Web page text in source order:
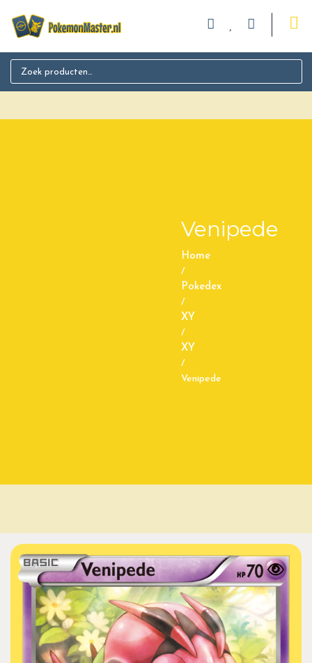
Search for:
Venipede
Home
/
Pokedex
/
XY
/
XY
/
Venipede